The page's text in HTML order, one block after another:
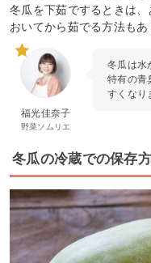
冬瓜を下茹でするときは
おいてから茹でる方法もあ
福光佳奈子
野菜ソムリエ
冬瓜は水
特有の青
すくなり
冬瓜の冷蔵での保存